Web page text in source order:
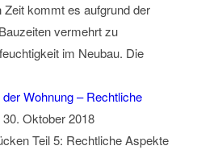
Zeit kommt es aufgrund der
vermehrt zu
im Neubau. Die
Wohnung – Rechtliche
30. Oktober 2018
Teil 5: Rechtliche Aspekte